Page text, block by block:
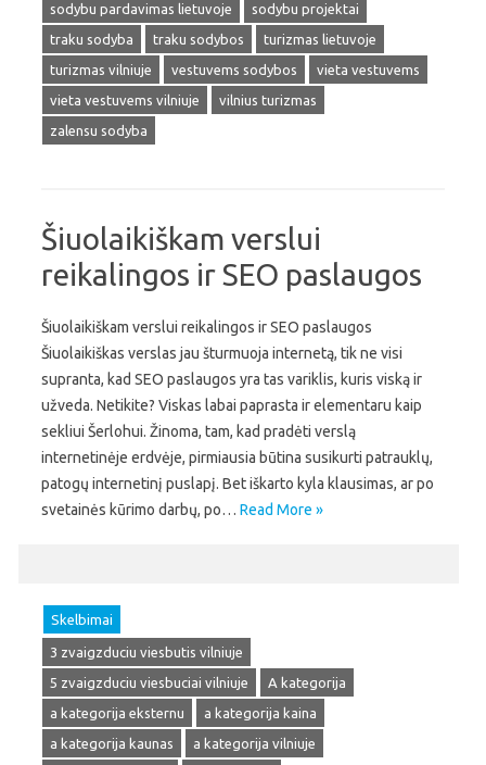
sodybu pardavimas lietuvoje
sodybu projektai
traku sodyba
traku sodybos
turizmas lietuvoje
turizmas vilniuje
vestuvems sodybos
vieta vestuvems
vieta vestuvems vilniuje
vilnius turizmas
zalensu sodyba
Šiuolaikiškam verslui
reikalingos ir SEO paslaugos
Šiuolaikiškam verslui reikalingos ir SEO paslaugos
Šiuolaikiškas verslas jau šturmuoja internetą, tik ne visi
supranta, kad SEO paslaugos yra tas variklis, kuris viską ir
užveda. Netikite? Viskas labai paprasta ir elementaru kaip
sekliui Šerlohui. Žinoma, tam, kad pradėti verslą
internetinėje erdvėje, pirmiausia būtina susikurti patrauklų,
patogų internetinį puslapį. Bet iškarto kyla klausimas, ar po
svetainės kūrimo darbų, po… Read More »
Skelbimai
3 zvaigzduciu viesbutis vilniuje
5 zvaigzduciu viesbuciai vilniuje
A kategorija
a kategorija eksternu
a kategorija kaina
a kategorija kaunas
a kategorija vilniuje